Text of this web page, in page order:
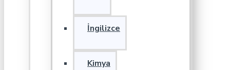
İngilizce
Kimya